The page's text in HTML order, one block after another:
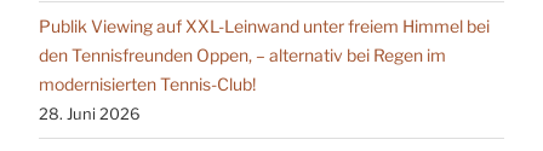
Publik Viewing auf XXL-Leinwand unter freiem Himmel bei
den Tennisfreunden Oppen, – alternativ bei Regen im
modernisierten Tennis-Club!
28. Juni 2026